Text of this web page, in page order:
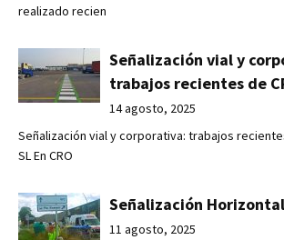
realizado recien
Señalización vial y
trabajos recientes de
14 agosto, 2025
Señalización vial y corporativa: trabajos
SL En CRO
Señalización
11 agosto, 2025